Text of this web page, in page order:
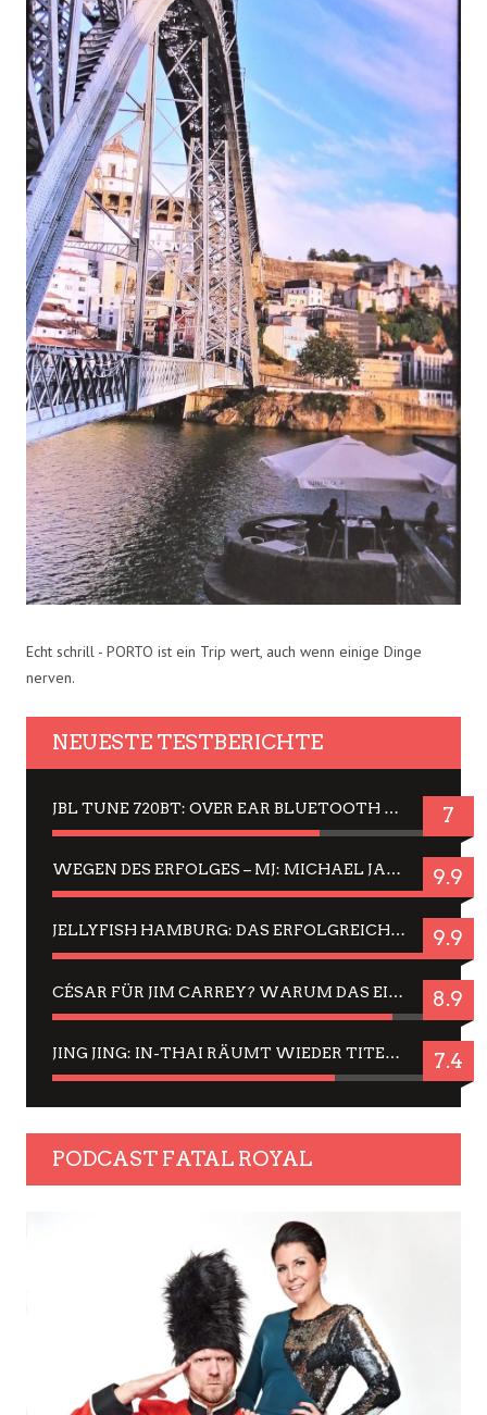
Echt schrill - PORTO ist ein Trip wert, auch wenn einige Dinge
nerven.
NEUESTE TESTBERICHTE
JBL TUNE 720BT: OVER EAR BLUETOOTH KOPFHÖRER UM DIE 50,-€ IM DAUER-TEST 7
WEGEN DES ERFOLGES – MJ: MICHAEL JACKSON MUSICAL IN EINER MATINEE SEHEN 9.9
JELLYFISH HAMBURG: DAS ERFOLGREICHE SOMMER-MENÜ 2025 IN GEFÜHLEN UND BILDERN 9.9
CÉSAR FÜR JIM CARREY? WARUM DAS EINER DER NERVIGSTEN ACTORS IST UND BLEIBT 8.9
JING JING: IN-THAI RÄUMT WIEDER TITEL AB – EIN ZWEI-STUNDEN-ERLEBNISBERICHT 7.4
PODCAST FATAL ROYAL